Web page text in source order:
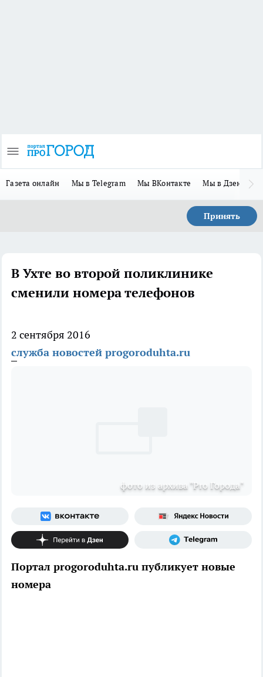
Газета онлайн Мы в Telegram Мы ВКонтакте Мы в Дзене
Принять
В Ухте во второй поликлинике
сменили номера телефонов
2 сентября 2016
служба новостей progoroduhta.ru
фото из архива "Pro Города"
Портал progoroduhta.ru публикует новые
номера